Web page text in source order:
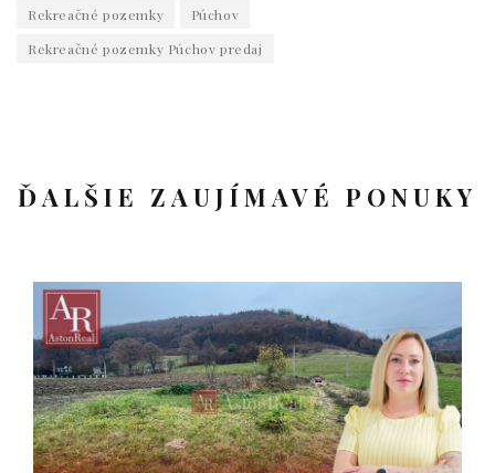
Rekreačné pozemky
Púchov
Rekreačné pozemky Púchov predaj
ĎALŠIE ZAUJÍMAVÉ PONUKY